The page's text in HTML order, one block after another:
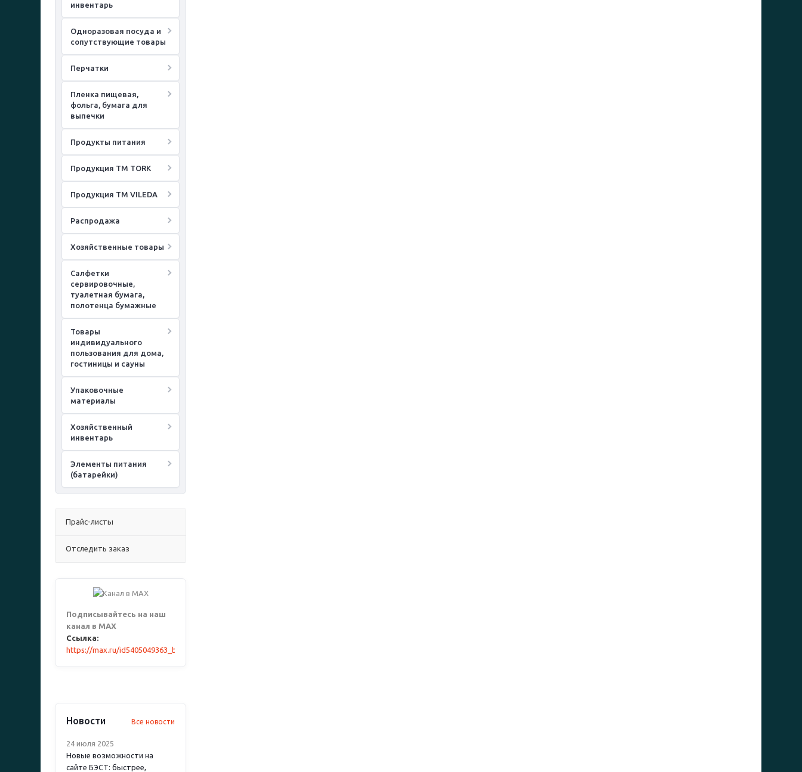
инвентарь
Одноразовая посуда и
сопутствующие товары
Перчатки
Пленка пищевая,
фольга, бумага для
выпечки
Продукты питания
Продукция ТМ TORK
Продукция ТМ VILEDA
Распродажа
Хозяйственные товары
Салфетки
сервировочные,
туалетная бумага,
полотенца бумажные
Товары
индивидуального
пользования для дома,
гостиницы и сауны
Упаковочные
материалы
Хозяйственный
инвентарь
Элементы питания
(батарейки)
Прайс-листы
Отследить заказ
Подписывайтесь на наш
канал в MAX
Ссылка:
https://max.ru/id5405049363_biz
Новости Все новости
24 июля 2025
Новые возможности на
сайте БЭСТ: быстрее,